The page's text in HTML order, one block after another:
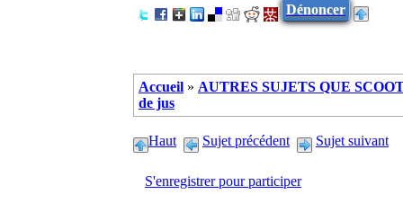
Dénoncer
Accueil » AUTRES SUJETS QUE
de jus
Haut Sujet précédent Sujet suivant
S'enregistrer pour participer